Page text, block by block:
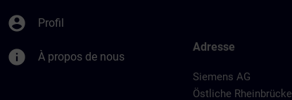
account_circle Profil
info À propos de nous
Adresse
Siemens AG
Östliche